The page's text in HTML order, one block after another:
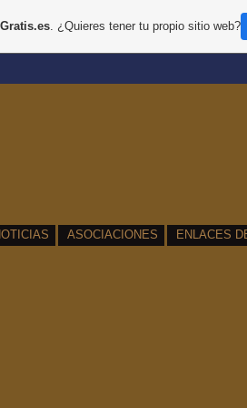
ASOCIACIONES
ENLACES
. ¿Quieres tener tu propio sitio web?